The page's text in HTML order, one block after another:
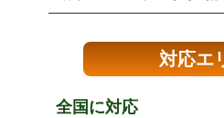
対応エ
全国に対応